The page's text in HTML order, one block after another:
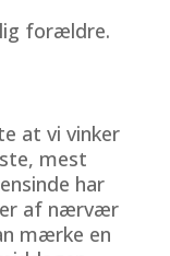
forældre.
at vi vinker
mest
har
af nærvær
mærke en